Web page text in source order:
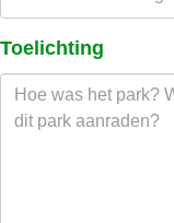
Toelichting